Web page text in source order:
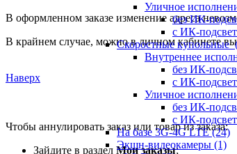
Уличное
без ИК-
с ИК-
Скоростные купольные
Внутреннее
без ИК-
с ИК-
Уличное
без ИК-
с ИК-
На базе 3G-4G LTE(24)
Экшн-видеокамеры (1)
В оформленном заказе изменение адреса
В крайнем случае, можно в личном кабинете
Наверх
Чтобы аннулировать заказ или товар из заказа:
Зайдите в раздел Мои заказы;